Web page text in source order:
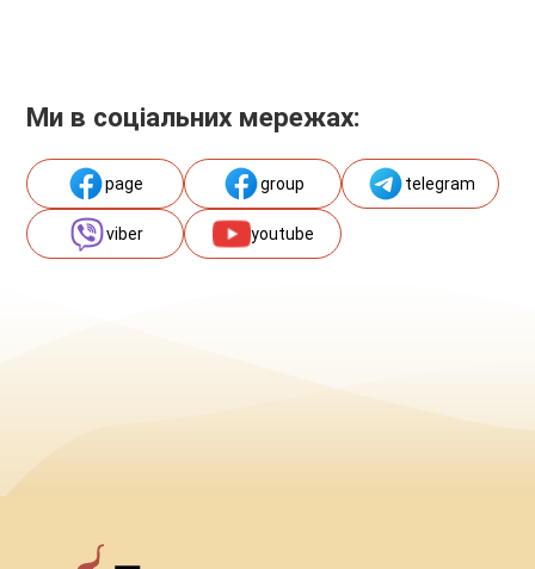
Ми в соціальних мережах:
page group telegram
viber youtube